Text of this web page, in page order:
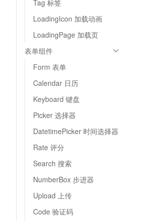
Tag 标签
LoadingIcon 加载动画
LoadingPage 加载页
表单组件
Form 表单
Calendar 日历
Keyboard 键盘
Picker 选择器
DatetimePicker 时间选择器
Rate 评分
Search 搜索
NumberBox 步进器
Upload 上传
Code 验证码